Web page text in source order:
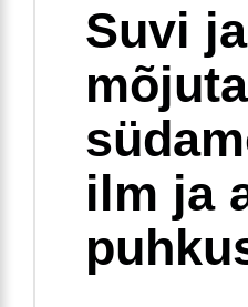
Suvi
ilm ja